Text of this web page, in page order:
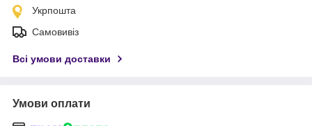
Укрпошта
Самовивіз
Всі умови доставки
Умови оплати